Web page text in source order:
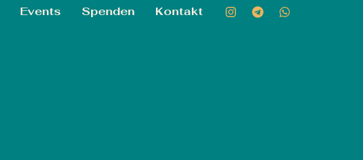
Events Spenden Kontakt